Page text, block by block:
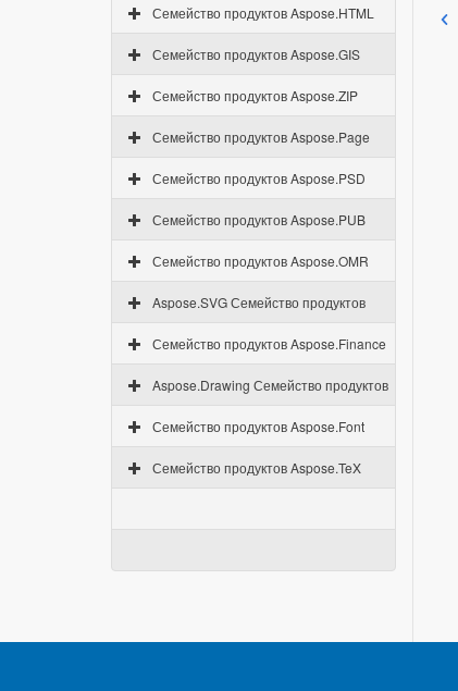
Семейство продуктов Aspose.HTML
Семейство продуктов Aspose.GIS
Семейство продуктов Aspose.ZIP
Семейство продуктов Aspose.Page
Семейство продуктов Aspose.PSD
Семейство продуктов Aspose.PUB
Семейство продуктов Aspose.OMR
Aspose.SVG Семейство продуктов
Семейство продуктов Aspose.Finance
Aspose.Drawing Семейство продуктов
Семейство продуктов Aspose.Font
Семейство продуктов Aspose.TeX